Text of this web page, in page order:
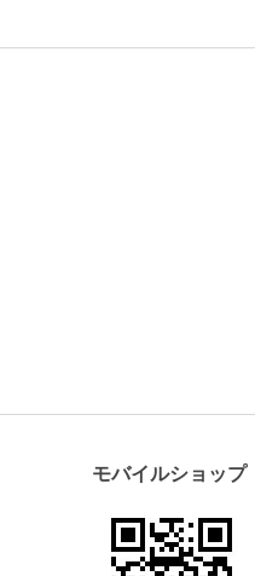
モバイルショップ